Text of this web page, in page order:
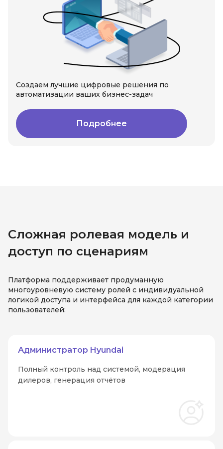
Создаем лучшие цифровые решения по
автоматизации ваших бизнес-задач
Подробнее
Сложная ролевая модель и
доступ по сценариям
Платформа поддерживает продуманную
многоуровневую систему ролей с индивидуальной
логикой доступа и интерфейса для каждой категории
пользователей:
Администратор Hyundai
Полный контроль над системой, модерация
дилеров, генерация отчётов